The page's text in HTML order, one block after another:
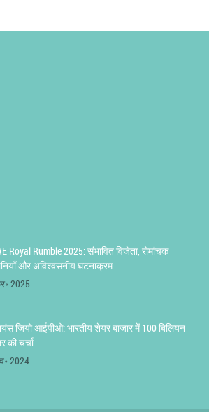
Royal Rumble 2025: संभावित विजेता, रोमांचक
और अविश्वसनीय घटनाक्रम
2025
जियो आईपीओ: भारतीय शेयर बाजार में 100 बिलियन
की चर्चा
2024